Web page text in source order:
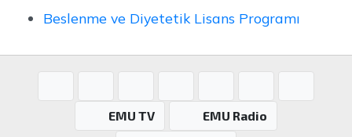
Beslenme ve Diyetetik Lisans Programı
EMU TV
EMU Radio